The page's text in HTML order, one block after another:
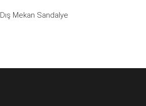
Dış Mekan Sandalye